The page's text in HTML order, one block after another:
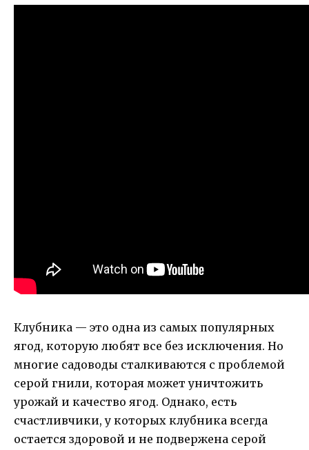
Клубника — это одна из самых популярных
ягод, которую любят все без исключения. Но
многие садоводы сталкиваются с проблемой
серой гнили, которая может уничтожить
урожай и качество ягод. Однако, есть
счастливчики, у которых клубника всегда
остается здоровой и не подвержена серой